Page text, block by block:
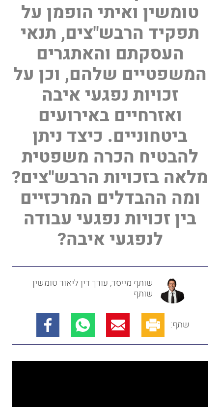
טומשין ואיתי הופמן על
תפקיד הרבש"צים, תנאי
העסקתם והאתגרים
המשפטיים שלהם, וכן על
זכויות נפגעי איבה
ואזרחיים באירועים
ביטחוניים. כיצד ניתן
להבטיח הכרה משפטית
מלאה בזכויות הרבש"צים?
ומה ההבדלים המרכזיים
בין זכויות נפגעי עבודה
לנפגעי איבה?
שותף מייסד, עורך דין ליאור טומשין
שותף
שתף: